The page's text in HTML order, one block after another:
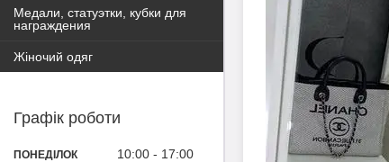
Медали, статуэтки, кубки для
награждения
Жіночий одяг
Графік роботи
ПОНЕДІЛОК 10:00 17:00